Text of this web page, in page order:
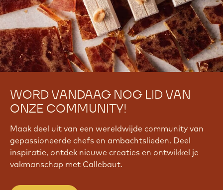
WORD VANDAAG NOG LID VAN
ONZE COMMUNITY!
Maak deel uit van een wereldwijde community van
gepassioneerde chefs en ambachtslieden. Deel
inspiratie, ontdek nieuwe creaties en ontwikkel je
vakmanschap met Callebaut.